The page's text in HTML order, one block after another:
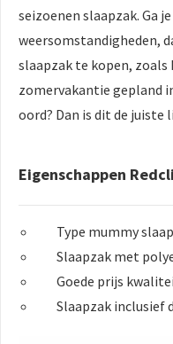
seizoenen slaapzak. Ga
weersomstandigheden,
slaapzak te kopen, zoals
zomervakantie gepland
oord? Dan is dit de
Eigenschappen
Type mummy
Slaapzak met
Goede prijs
Slaapzak inclusief